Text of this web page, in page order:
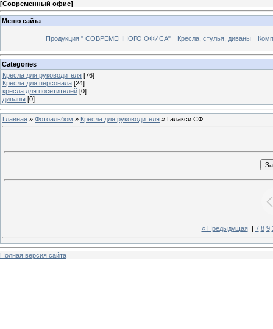
[Современный офис]
Меню сайта
Продукция " СОВРЕМЕННОГО ОФИСА" Кресла, стулья, диваны
Categories
Кресла для руководителя [76]
Кресла для персонала [24]
кресла для посетителей [0]
диваны [0]
Главная » Фотоальбом » Кресла для руководителя » Галакси СФ
« Предыдущая| 7 8 9
Полная версия сайта